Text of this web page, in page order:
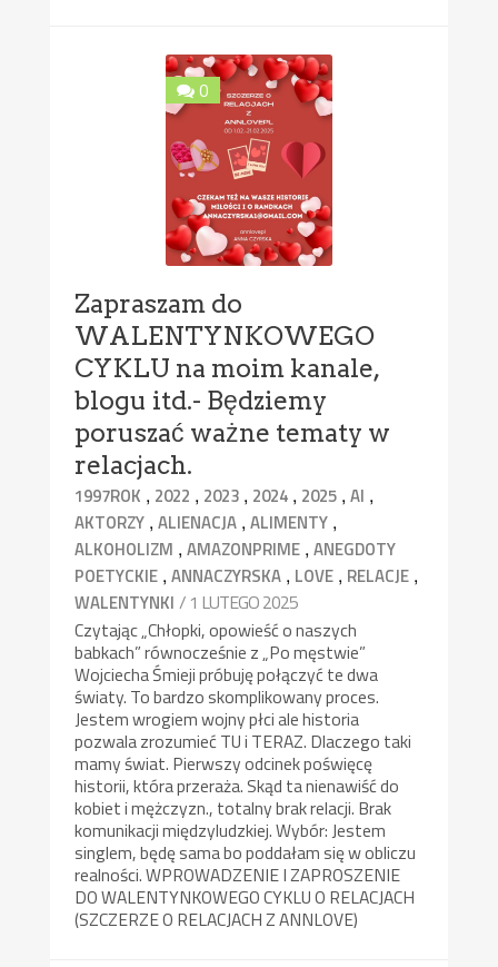
0
Zapraszam do
WALENTYNKOWEGO
CYKLU na moim kanale,
blogu itd.- Będziemy
poruszać ważne tematy w
relacjach.
1997ROK , 2022 , 2023 , 2024 , 2025 ,AI ,
AKTORZY ,ALIENACJA ,ALIMENTY ,
ALKOHOLIZM ,AMAZONPRIME ,ANEGDOTY
POETYCKIE ,ANNACZYRSKA , LOVE , RELACJE ,
WALENTYNKI / 1 LUTEGO 2025
Czytając „Chłopki, opowieść o naszych
babkach” równocześnie z „Po męstwie”
Wojciecha Śmieji próbuję połączyć te dwa
światy. To bardzo skomplikowany proces.
Jestem wrogiem wojny płci ale historia
pozwala zrozumieć TU i TERAZ. Dlaczego taki
mamy świat. Pierwszy odcinek poświęcę
historii, która przeraża. Skąd ta nienawiść do
kobiet i mężczyzn., totalny brak relacji. Brak
komunikacji międzyludzkiej. Wybór: Jestem
singlem, będę sama bo poddałam się w obliczu
realności. WPROWADZENIE I ZAPROSZENIE
DO WALENTYNKOWEGO CYKLU O RELACJACH
(SZCZERZE O RELACJACH Z ANNLOVE)